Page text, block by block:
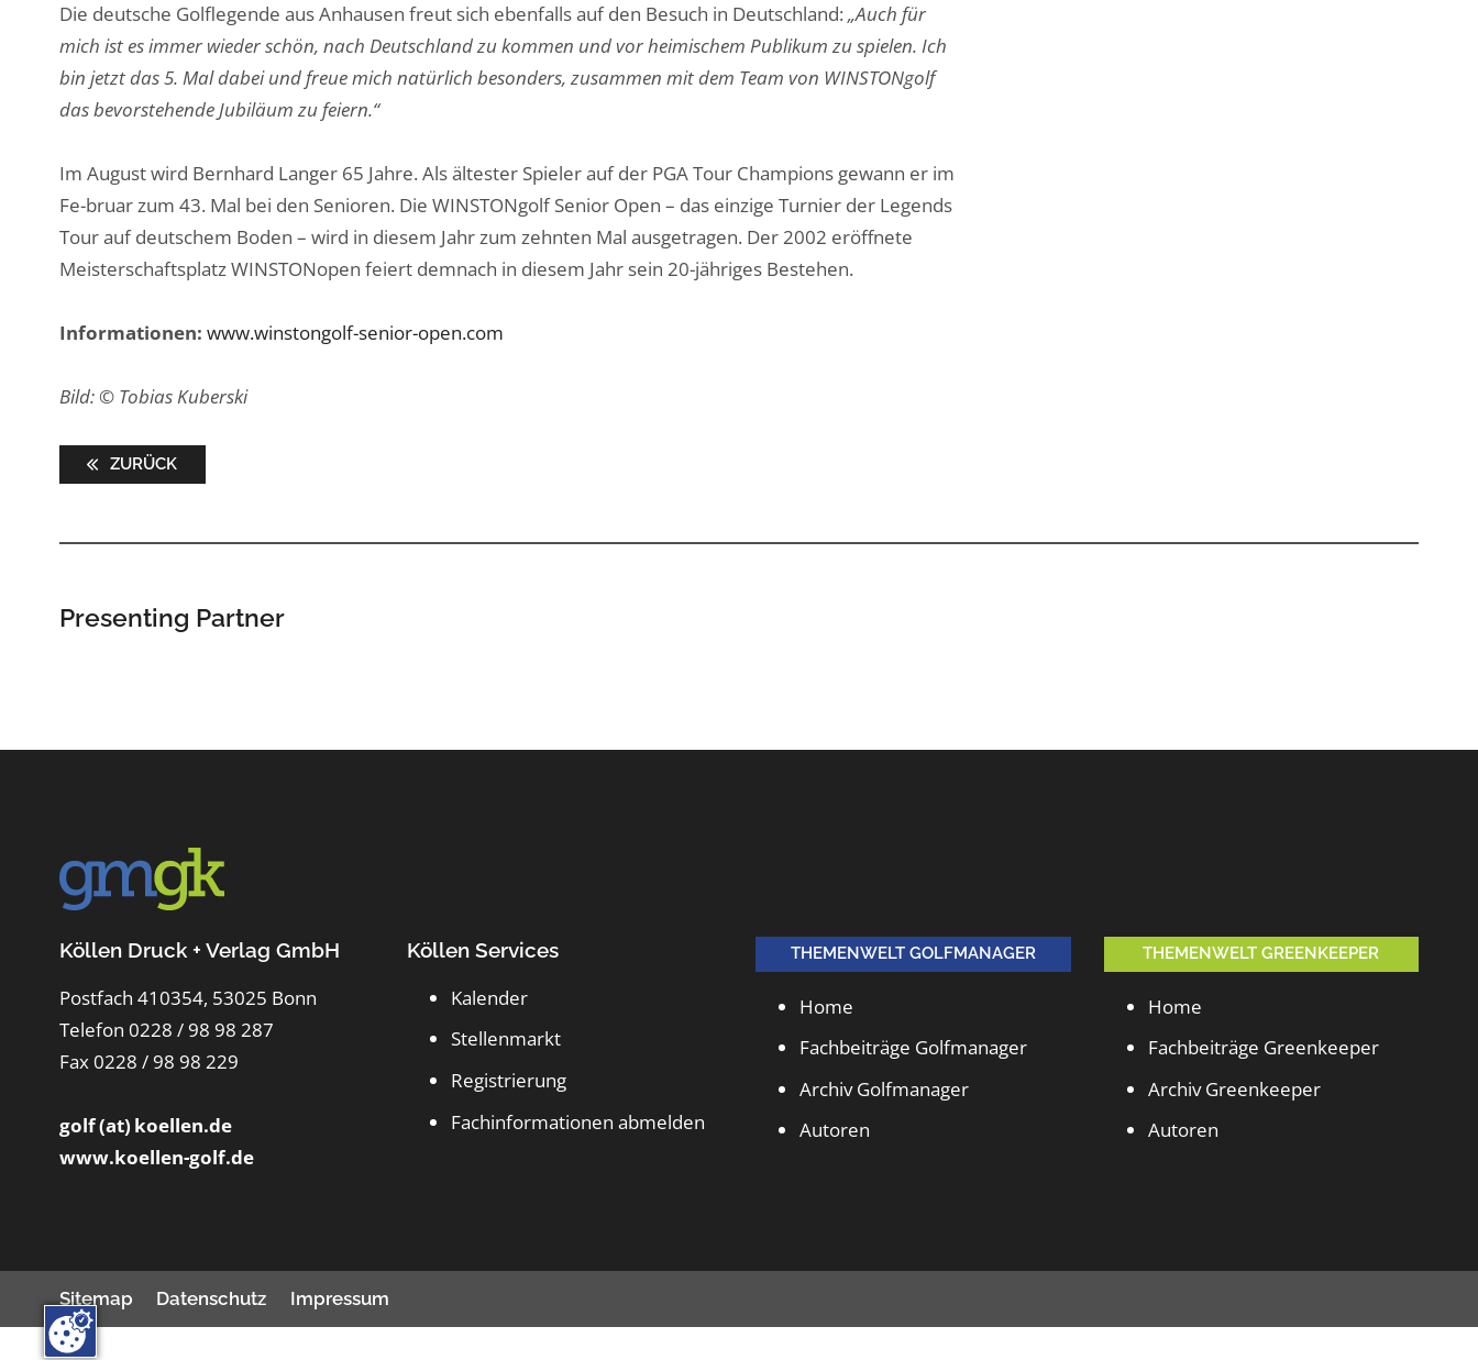
Die deutsche Golflegende aus Anhausen freut sich ebenfalls auf den Besuch in Deutschland: „Auch für
mich ist es immer wieder schön, nach Deutschland zu kommen und vor heimischem Publikum zu spielen. Ich
bin jetzt das 5. Mal dabei und freue mich natürlich besonders, zusammen mit dem Team von WINSTONgolf
das bevorstehende Jubiläum zu feiern.“
Im August wird Bernhard Langer 65 Jahre. Als ältester Spieler auf der PGA Tour Champions gewann er im
Fe-bruar zum 43. Mal bei den Senioren. Die WINSTONgolf Senior Open – das einzige Turnier der Legends
Tour auf deutschem Boden – wird in diesem Jahr zum zehnten Mal ausgetragen. Der 2002 eröffnete
Meisterschaftsplatz WINSTONopen feiert demnach in diesem Jahr sein 20-jähriges Bestehen.
Informationen: www.winstongolf-senior-open.com
Bild: © Tobias Kuberski
ZURÜCK
Presenting Partner
Köllen Druck + Verlag GmbH
Postfach 410354, 53025 Bonn
Telefon 0228 / 98 98 287
Fax 0228 / 98 98 229
golf (at) koellen.de
www.koellen-golf.de
Köllen Services
Kalender
Stellenmarkt
Registrierung
Fachinformationen abmelden
THEMENWELT GOLFMANAGER
Home
Fachbeiträge Golfmanager
Archiv Golfmanager
Autoren
THEMENWELT GREENKEEPER
Home
Fachbeiträge Greenkeeper
Archiv Greenkeeper
Autoren
Sitemap Datenschutz Impressum